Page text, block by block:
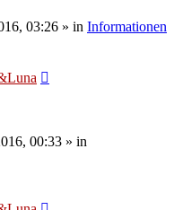
03:26 » in Informationen
00:33 » in